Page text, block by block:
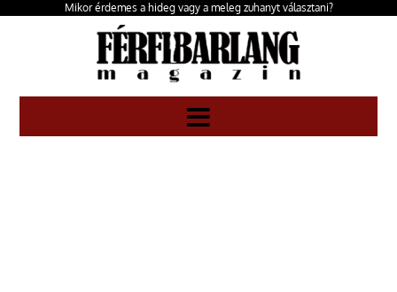
Mikor érdemes a hideg vagy a meleg zuhanyt választani?